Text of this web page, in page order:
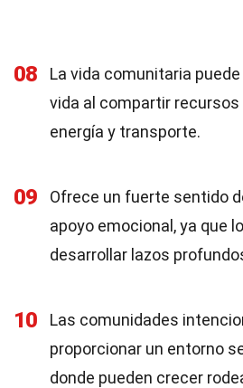
08
La vida comunitaria
vida al compartir
energía y transporte.
09
Ofrece un fuerte sentido
apoyo emocional, ya que
desarrollar lazos
10
Las comunidades
proporcionar un entorno
donde pueden crecer